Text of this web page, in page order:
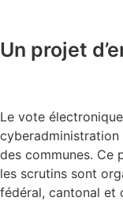
Un projet
Le vote
des communes. Ce
les scrutins sont
fédéral, cantonal et